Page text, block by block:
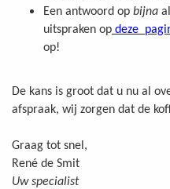
Een antwoord op bijna
uitspraken op deze
op!
De kans is groot dat u nu al
afspraak, wij zorgen dat de
Graag tot snel,
René de Smit
Uw specialist